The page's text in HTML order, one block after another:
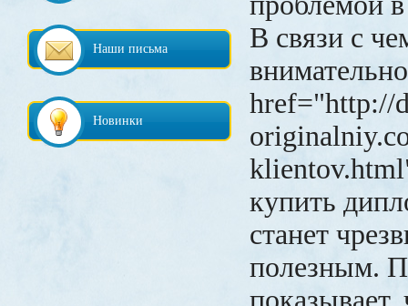
Наши письма
Новинки
В связи с
href="http://
купить
станет
полезным.